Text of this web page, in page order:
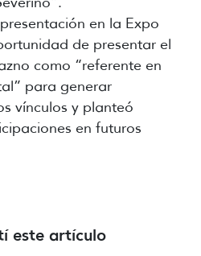
en la Expo
de presentar el
como “referente en
para generar
vínculos y planteó
en futuros
este artículo